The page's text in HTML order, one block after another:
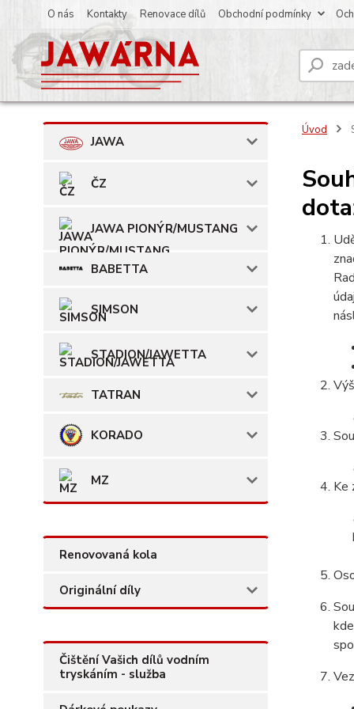
O nás Kontakty Renovace dílů Obchodní podmínky
JAWA
ČZ
JAWA PIONÝR/MUSTANG
BABETTA
SIMSON
STADION/JAWETTA
TATRAN
KORADO
MZ
Renovovaná kola
Originální díly
Čištění Vašich dílů vodním
tryskáním - služba
Úvod
Ke